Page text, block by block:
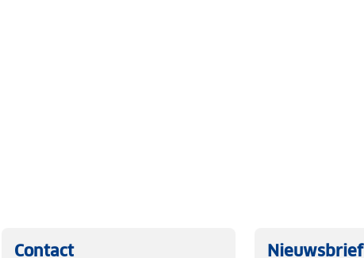
zichtbaar, ook in het donker.
wifi, waardoor de bestandsoverdracht snel
app kunnen op elke iOS- en Android-
parkeerstand met bewegingsdetectie
Contact Nieuwsbrief